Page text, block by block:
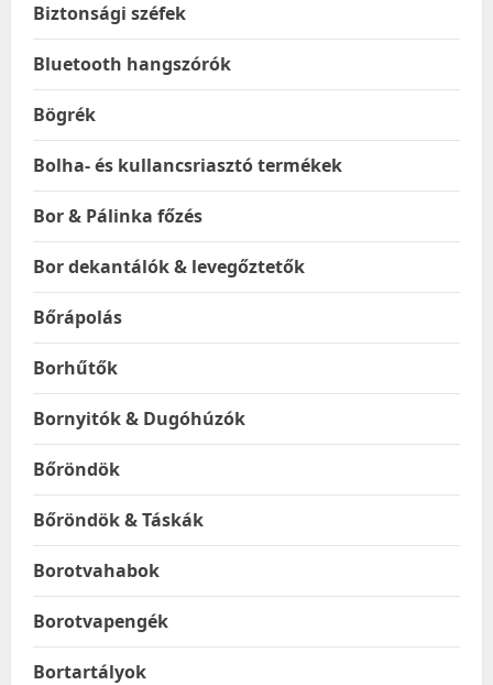
Biztonsági széfek
Bluetooth hangszórók
Bögrék
Bolha- és kullancsriasztó termékek
Bor & Pálinka főzés
Bor dekantálók & levegőztetők
Bőrápolás
Borhűtők
Bornyitók & Dugóhúzók
Bőröndök
Bőröndök & Táskák
Borotvahabok
Borotvapengék
Bortartályok